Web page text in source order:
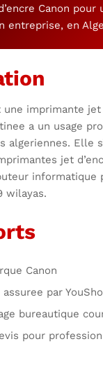
Canon pour
entreprise, en
une imprimante jet
a un usage
algeriennes. Elle
jet
informatique
wilayas.
Canon
par
bureautique
pour